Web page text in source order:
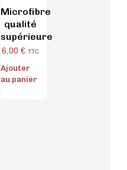
Microfibre
qualité
supérieure
6,00 € TTC
Ajouter
au panier